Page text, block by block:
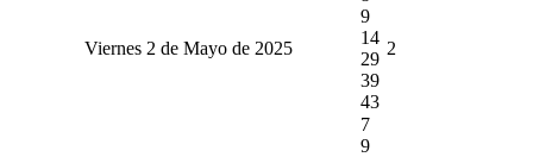
Viernes 2 de Mayo de 2025
9
14
29
39
43
2
7
9